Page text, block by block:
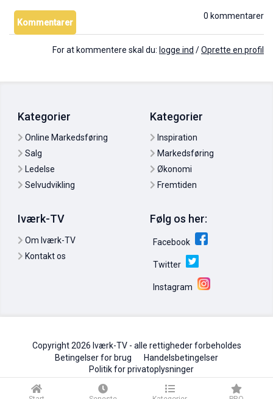
Anders Søndergaard: Vejen til at udnytte dit potentiale
Aase Hoeck: Sådan opbygger du et stærkt netværk
Martin Thorborg: Der er ingen formel for succes
0 kommentarer
Kommentarer
For at kommentere skal du: logge ind /Oprette en profil
Kategorier
Online Markedsføring
Salg
Ledelse
Selvudvikling
Kategorier
Inspiration
Markedsføring
Økonomi
Fremtiden
Iværk-TV
Om Iværk-TV
Kontakt os
Følg os her:
Facebook
Twitter
Instagram
Copyright 2026 Iværk-TV - alle rettigheder forbeholdes
Betingelser for brug
Handelsbetingelser
Politik for privatoplysninger